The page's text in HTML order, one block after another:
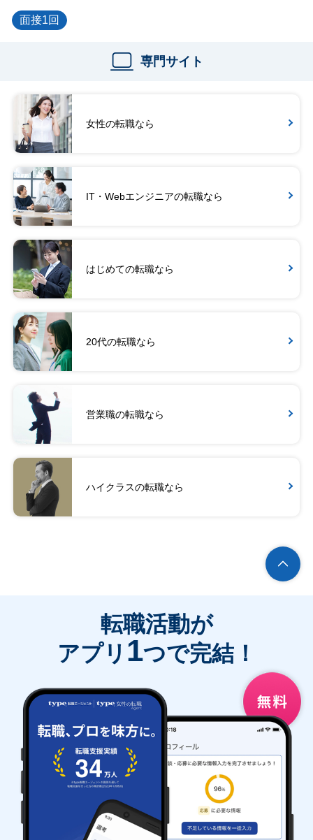
面接1回
専門サイト
女性の転職なら
IT・Webエンジニアの転職なら
はじめての転職なら
20代の転職なら
営業職の転職なら
ハイクラスの転職なら
転職活動が
アプリ 1つで完結！